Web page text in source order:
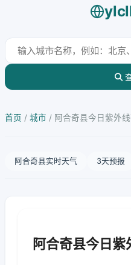
首页 / 城市 / 阿合奇县今日紫外
阿合奇县实时天气 3天预报
阿合奇县今日紫